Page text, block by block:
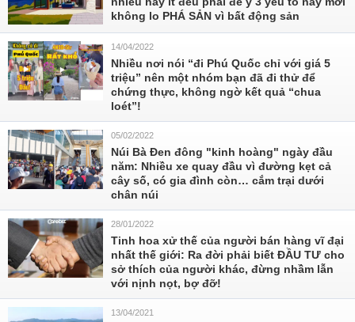
không lo PHÁ SẢN vì bất động sản
14/04/2022
Nhiều nơi nói “đi Phú Quốc chỉ với giá 5
triệu” nên một nhóm bạn đã đi thử để
chứng thực, không ngờ kết quả “chua
loét”!
05/02/2022
Núi Bà Đen đông "kinh hoàng" ngày đầu
năm: Nhiều xe quay đầu vì đường kẹt cả
cây số, có gia đình còn… cắm trại dưới
chân núi
28/01/2022
Tinh hoa xử thế của người bán hàng vĩ đại
nhất thế giới: Ra đời phải biết ĐẦU TƯ cho
sở thích của người khác, đừng nhầm lẫn
với nịnh nọt, bợ đỡ!
13/04/2021